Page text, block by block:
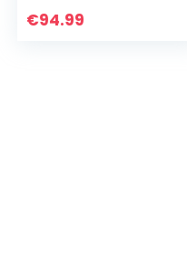
schouders en nek,
€94.99